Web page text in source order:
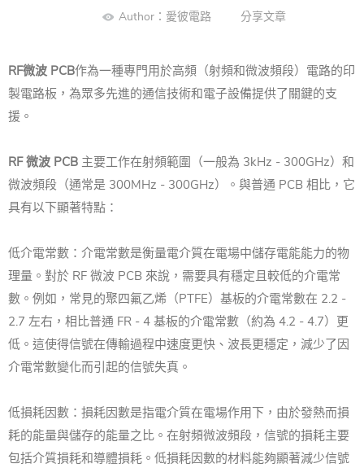
Author：愛彼電路 分享文章
RF微波 PCB作為一種專門用於高頻（射頻和微波頻段）電路的印
製電路板，為眾多先進的通信技術和電子設備提供了關鍵的支
援。
RF 微波 PCB 主要工作在射頻範圍（一般為 3kHz - 300GHz）和
微波頻段（通常是 300MHz - 300GHz）。與普通 PCB 相比，它
具有以下顯著特點：
低介電常數：介電常數是衡量電介質在電場中儲存電能能力的物
理量。對於 RF 微波 PCB 來說，需要具有穩定且較低的介電常
數。例如，常見的聚四氟乙烯（PTFE）基板的介電常數在 2.2 -
2.7 左右，相比普通 FR - 4 基板的介電常數（約為 4.2 - 4.7）更
低。這使得信號在傳輸過程中速度更快、波長更穩定，減少了因
介電常數變化而引起的信號失真。
低損耗因數：損耗因數是指電介質在電場作用下，由於發熱而損
耗的能量與儲存的能量之比。在射頻微波頻段，信號的損耗主要
包括介質損耗和導體損耗。低損耗因數的材料能夠顯著減少信號